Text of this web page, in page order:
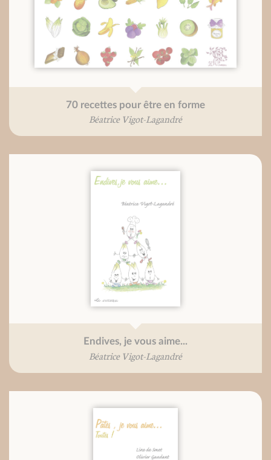
70 recettes pour être en forme
Béatrice Vigot-Lagandré
Endives, je vous aime...
Béatrice Vigot-Lagandré